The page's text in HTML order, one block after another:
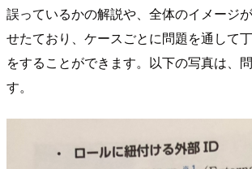
誤っているかの解説や、全体のイメージ
せたており、ケースごとに問題を通して
をすることができます。以下の写真は、
す。